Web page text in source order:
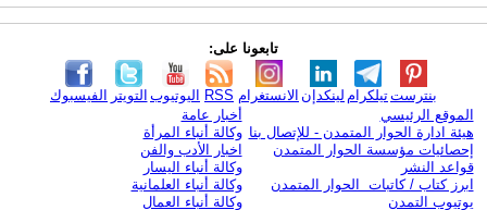
تابعونا على:
الفيسبوك التويتر اليوتيوب RSS الانستغرام لينكدإن تيلكرامبنترست
الموقع الرئيسي
هيئة ادارة الحوار المتمدن - للإتصال بنا
إحصائيات مؤسسة الحوار المتمدن
قواعد النشر
ابرز كتاب / كاتبات الحوار المتمدن
يوتيوب التمدن
أخبار عامة
وكالة أنباء المرأة
اخبار الأدب والفن
وكالة أنباء اليسار
وكالة أنباء العلمانية
وكالة أنباء العمال